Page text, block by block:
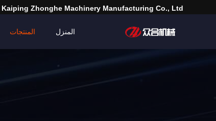
Kaiping Zhonghe Machinery Manufacturing Co., Ltd
المنزل المنتجات